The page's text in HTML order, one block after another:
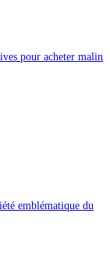
pour acheter malin
emblématique du